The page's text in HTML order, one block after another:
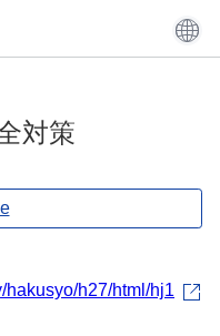
対策
hakusyo/h27/html/hj1